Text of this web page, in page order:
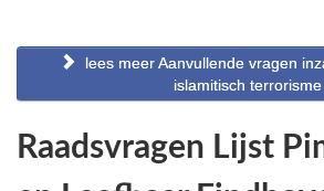
lees meer Aanvullende vragen
islamitisch terrorisme
Raadsvragen Lijst